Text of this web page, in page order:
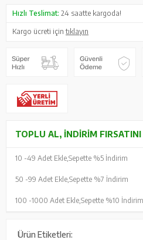
Hızlı Teslimat: 24 saatte kargoda!
Kargo ücreti içintıklayın
TOPLU AL, İNDIRIM FIRSATINI
10 -49 Adet Ekle, Sepette %5 İndirim
50 -99 Adet Ekle, Sepette %7 İndirim
100 -1000 Adet Ekle, Sepette %10 İndirim
Ürün Etiketleri: